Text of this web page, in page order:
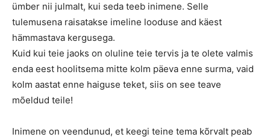
ümber nii julmalt, kui seda teeb inimene. Selle
tulemusena raisatakse imeline looduse and käest
hämmastava kergusega.
Kuid kui teie jaoks on oluline teie tervis ja te olete valmis
enda eest hoolitsema mitte kolm päeva enne surma, vaid
kolm aastat enne haiguse teket, siis on see teave
mõeldud teile!
Inimene on veendunud, et keegi teine tema kõrvalt peab